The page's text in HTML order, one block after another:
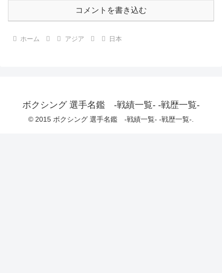
コメントを書き込む
ホーム アジア 日本
ボクシング 選手名鑑 -戦績一覧- -戦歴一覧-
© 2015 ボクシング 選手名鑑 -戦績一覧- -戦歴一覧-.